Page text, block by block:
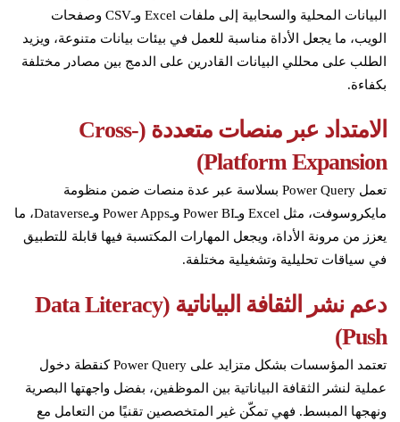
البيانات المحلية والسحابية إلى ملفات Excel وـCSV وصفحات
الويب، ما يجعل الأداة مناسبة للعمل في بيئات بيانات متنوعة، ويزيد
الطلب على محللي البيانات القادرين على الدمج بين مصادر مختلفة
بكفاءة.
الامتداد عبر منصات متعددة (Cross-
Platform Expansion
)
تعمل Power Query بسلاسة عبر عدة منصات ضمن منظومة
مايكروسوفت، مثل Excel وـPower BI وـPower Apps وـDataverse، ما
يعزز من مرونة الأداة، ويجعل المهارات المكتسبة فيها قابلة للتطبيق
في سياقات تحليلية وتشغيلية مختلفة.
دعم نشر الثقافة البياناتية (Data Literacy
Push
)
تعتمد المؤسسات بشكل متزايد على Power Query كنقطة دخول
عملية لنشر الثقافة البياناتية بين الموظفين، بفضل واجهتها البصرية
ونهجها المبسط. فهي تمكّن غير المتخصصين تقنيًا من التعامل مع